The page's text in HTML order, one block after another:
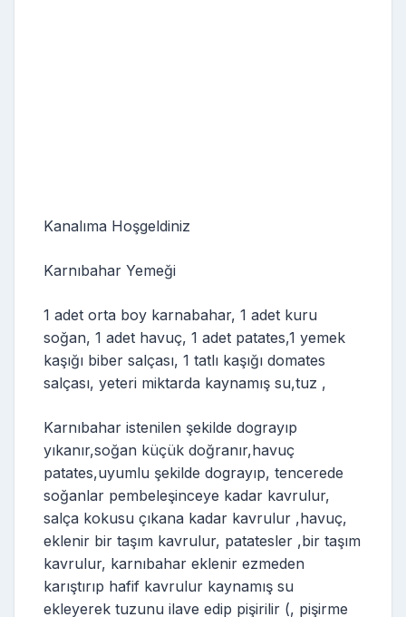
Kanalıma Hoşgeldiniz
Karnıbahar Yemeği
1 adet orta boy karnabahar, 1 adet kuru
soğan, 1 adet havuç, 1 adet patates,1 yemek
kaşığı biber salçası, 1 tatlı kaşığı domates
salçası, yeteri miktarda kaynamış su,tuz ,
Karnıbahar istenilen şekilde dograyıp
yıkanır,soğan küçük doğranır,havuç
patates,uyumlu şekilde dograyıp, tencerede
soğanlar pembeleşinceye kadar kavrulur,
salça kokusu çıkana kadar kavrulur ,havuç,
eklenir bir taşım kavrulur, patatesler ,bir taşım
kavrulur, karnıbahar eklenir ezmeden
karıştırıp hafif kavrulur kaynamış su
ekleyerek tuzunu ilave edip pişirilir (, pişirme